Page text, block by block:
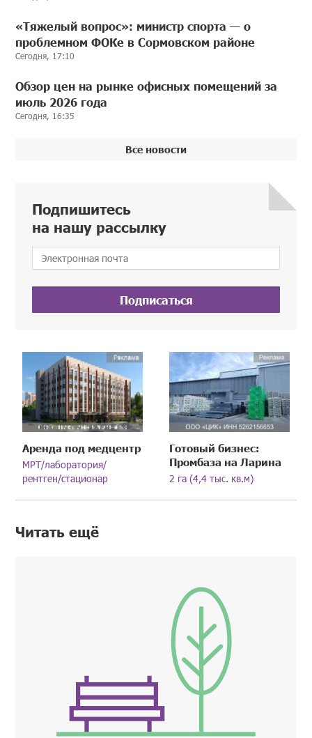
«Тяжелый вопрос»: министр спорта — о
проблемном ФОКе в Сормовском районе
Сегодня, 17:10
Обзор цен на рынке офисных помещений за
июль 2026 года
Сегодня, 16:35
Все новости
Подпишитесь
на нашу рассылку
Подписаться
Аренда под медцентр
МРТ/лаборатория/
рентген/стационар
Готовый бизнес:
Промбаза на Ларина
2 га (4,4 тыс. кв.м)
Читать ещё